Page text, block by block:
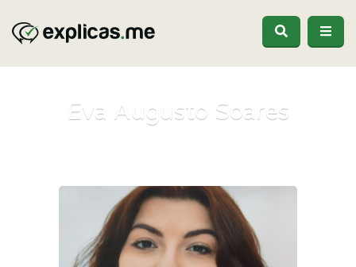
Eva Augusto Soares